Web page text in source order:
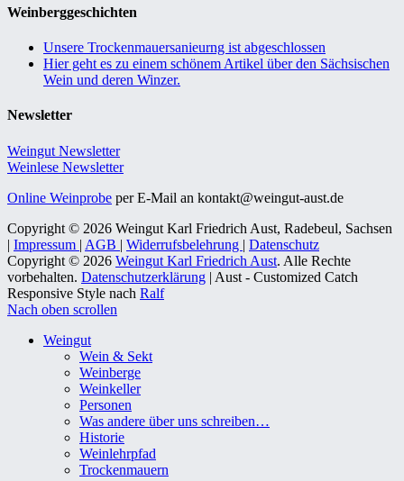
Weinberggeschichten
Unsere Trockenmauersanieurng ist abgeschlossen
Hier geht es zu einem schönem Artikel über den Sächsischen
Wein und deren Winzer.
Newsletter
Weingut Newsletter
Weinlese Newsletter
Online Weinprobe per E-Mail an kontakt@weingut-aust.de
Copyright © 2026 Weingut Karl Friedrich Aust, Radebeul, Sachsen
| Impressum | AGB | Widerrufsbelehrung | Datenschutz
Copyright © 2026 Weingut Karl Friedrich Aust. Alle Rechte
vorbehalten. Datenschutzerklärung | Aust - Customized Catch
Responsive Style nach Ralf
Nach oben scrollen
Weingut
Wein & Sekt
Weinberge
Weinkeller
Personen
Was andere über uns schreiben…
Historie
Weinlehrpfad
Trockenmauern